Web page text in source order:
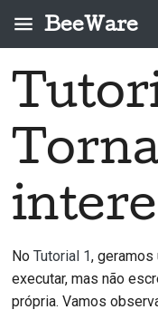
BeeWare
O que foi gerado
Adicionar algum
conteúdo de si próprio
Próximos passos
Tutorial 5 - Tornando-a
Tutorial 5 - Tornando-a
móvel: iOS
Personalizar os ícones
Usar a camera
Hora dos testes
No Tutorial 1, geramos
executar, mas não
própria. Vamos